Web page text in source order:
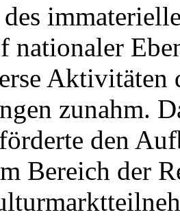
nationaler
Aktivitäten
zunahm.
den
Bereich der